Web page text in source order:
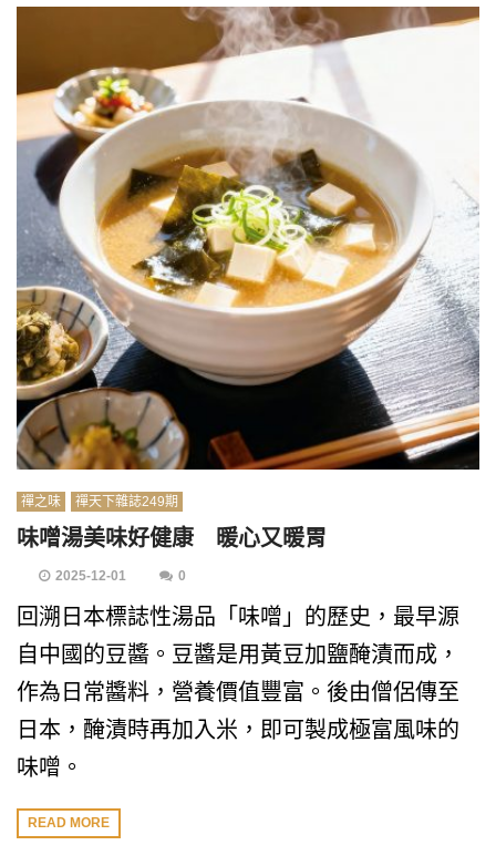
禪之味 禪天下雜誌249期
味噌湯美味好健康 暖心又暖胃
2025-12-01 0
回溯日本標誌性湯品「味噌」的歷史，最早源
自中國的豆醬。豆醬是用黃豆加鹽醃漬而成，
作為日常醬料，營養價值豐富。後由僧侶傳至
日本，醃漬時再加入米，即可製成極富風味的
味噌。
READ MORE